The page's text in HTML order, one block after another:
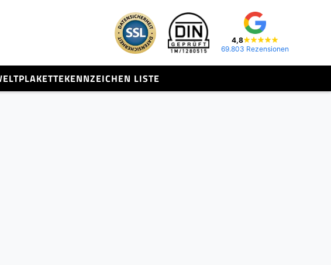
4,8
69.803 Rezensionen
KENNZEICHEN LISTE